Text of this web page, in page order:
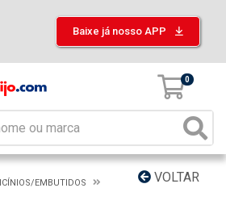
Baixe já nosso APP
0
VOLTAR
EMBUTIDOS